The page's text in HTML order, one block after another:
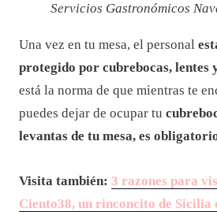
Servicios Gastronómicos
Una vez en tu mesa, el personal
protegido por cubrebocas, lentes
está la norma de que mientras te
puedes dejar de ocupar tu
levantas de tu mesa, es
Visita también: 3 razones para
Ciento38, un rinconcito de Sicilia